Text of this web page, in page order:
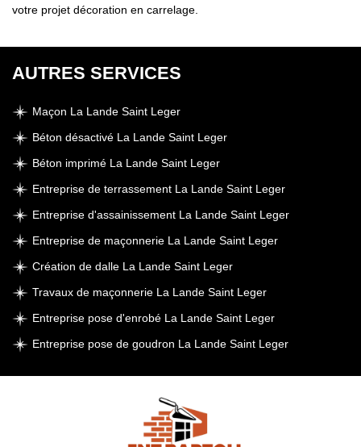
votre projet décoration en carrelage.
AUTRES SERVICES
Maçon La Lande Saint Leger
Béton désactivé La Lande Saint Leger
Béton imprimé La Lande Saint Leger
Entreprise de terrassement La Lande Saint Leger
Entreprise d'assainissement La Lande Saint Leger
Entreprise de maçonnerie La Lande Saint Leger
Création de dalle La Lande Saint Leger
Travaux de maçonnerie La Lande Saint Leger
Entreprise pose d'enrobé La Lande Saint Leger
Entreprise pose de goudron La Lande Saint Leger